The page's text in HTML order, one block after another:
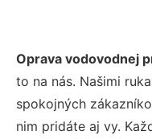
Oprava vodovodnej
to na nás. Našimi
spokojných
nim pridáte aj vy.